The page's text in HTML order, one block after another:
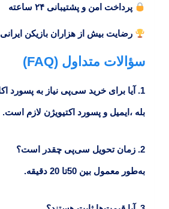
پرداخت امن و پشتیبانی ۲۴ ساعته
رضایت بیش از هزاران بازیکن ایرانی
سؤالات متداول (FAQ)
1. آیا برای خرید سی‌پی نیاز به پسورد اکانت دارم؟
بله ،ایمیل و پسورد اکتیویژن لازم است.
2. زمان تحویل سی‌پی چقدر است؟
به‌طور معمول بین 50تا 20 دقیقه.